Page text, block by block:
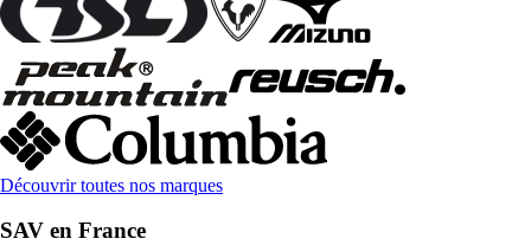
Découvrir toutes nos marques
SAV en France